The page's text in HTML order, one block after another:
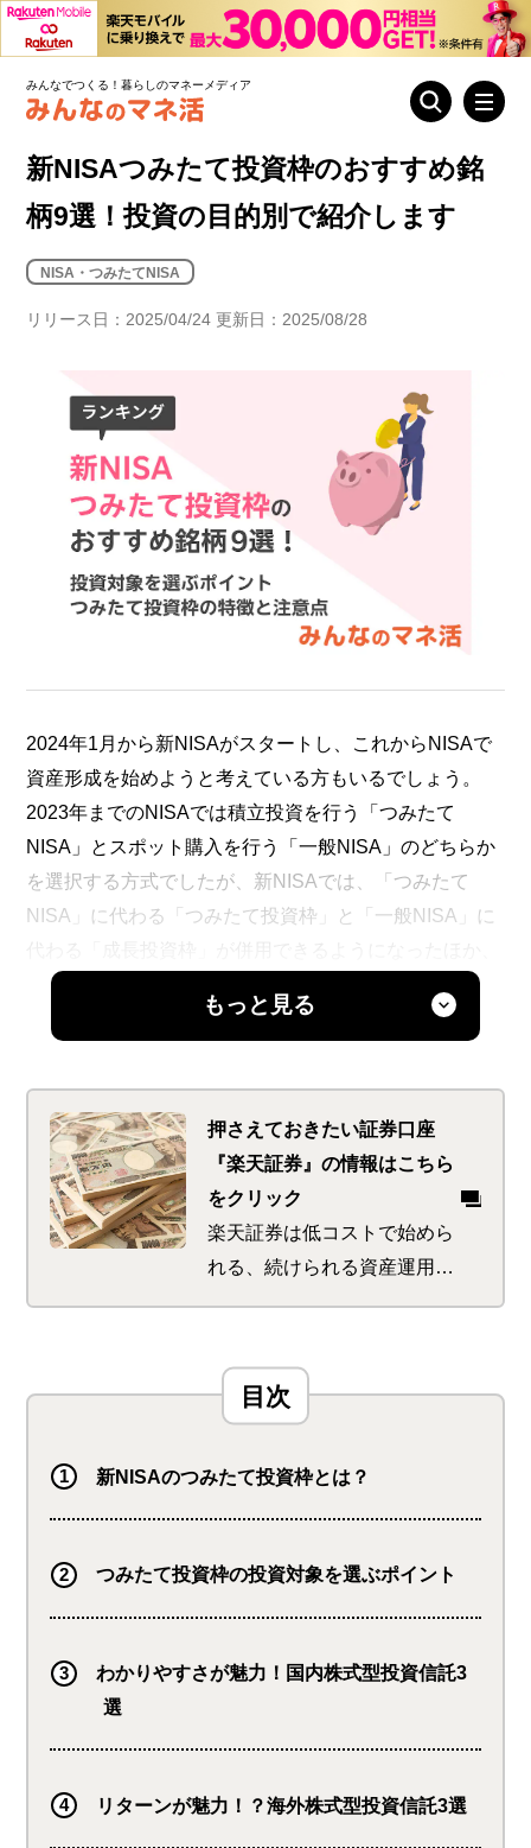
みんなでつくる！暮らしのマネーメディア
新NISAつみたて投資枠のおすすめ銘
柄9選！投資の目的別で紹介します
NISA・つみたてNISA
リリース日：2025/04/24 更新日：2025/08/28
2024年1月から新NISAがスタートし、これからNISAで
資産形成を始めようと考えている方もいるでしょう。
2023年までのNISAでは積立投資を行う「つみたて
NISA」とスポット購入を行う「一般NISA」のどちらか
を選択する方式でしたが、新NISAでは、「つみたて
NISA」に代わる「つみたて投資枠」と「一般NISA」に
非課税保有期間が無期限化されるなど、利用者にとって
より活用の幅が広がる制度になりました。
しかし、投資初心者には、銘柄や証券会社の選び方など
わからないことも多いでしょう。
ここでは、投資初心者でも安心して新NISAのつみたて
投資枠を活用できるように、基本的な知識を解説すると
ともに、目的別に銘柄を紹介していきます。
もっと見る
押さえておきたい証券口座
『楽天証券』の情報はこちら
をクリック
楽天証券は低コストで始めら
れる、続けられる資産運用の
サポートが特徴。 初めてで
天ポイントをゲットできるサ
ービスも。 さらに楽天ポイ
市場でのお買い物時のポイン
新NISAのつみたて投資枠とは？
つみたて投資枠の投資対象を選ぶポイント
わかりやすさが魅力！国内株式型投資信託3
選
リターンが魅力！？海外株式型投資信託3選